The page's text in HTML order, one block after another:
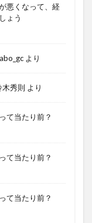
悪くなって、経
ょう
より
木秀則 より
て当たり前？
て当たり前？
て当たり前？